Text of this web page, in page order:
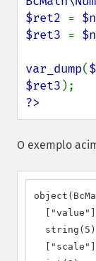
$ret2 =
$ret3 =
var_dump(
$ret3
?>
O exemplo